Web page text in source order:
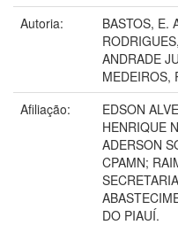
Autoria:
BASTOS, E.
ANDRADE
MEDEIROS,
Afiliação:
EDSON
HENRIQUE
ADERSON
CPAMN;
DO PIAUÍ.